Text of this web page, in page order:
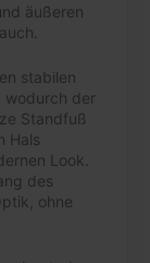
äußeren
stabilen
wodurch der
Standfuß
Hals
Look.
des
ohne